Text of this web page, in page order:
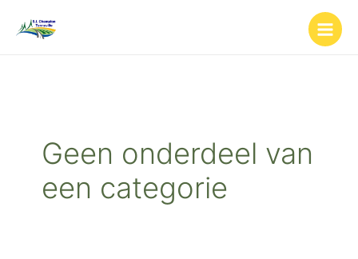
naar
Geen onderdeel van
een categorie
naar: